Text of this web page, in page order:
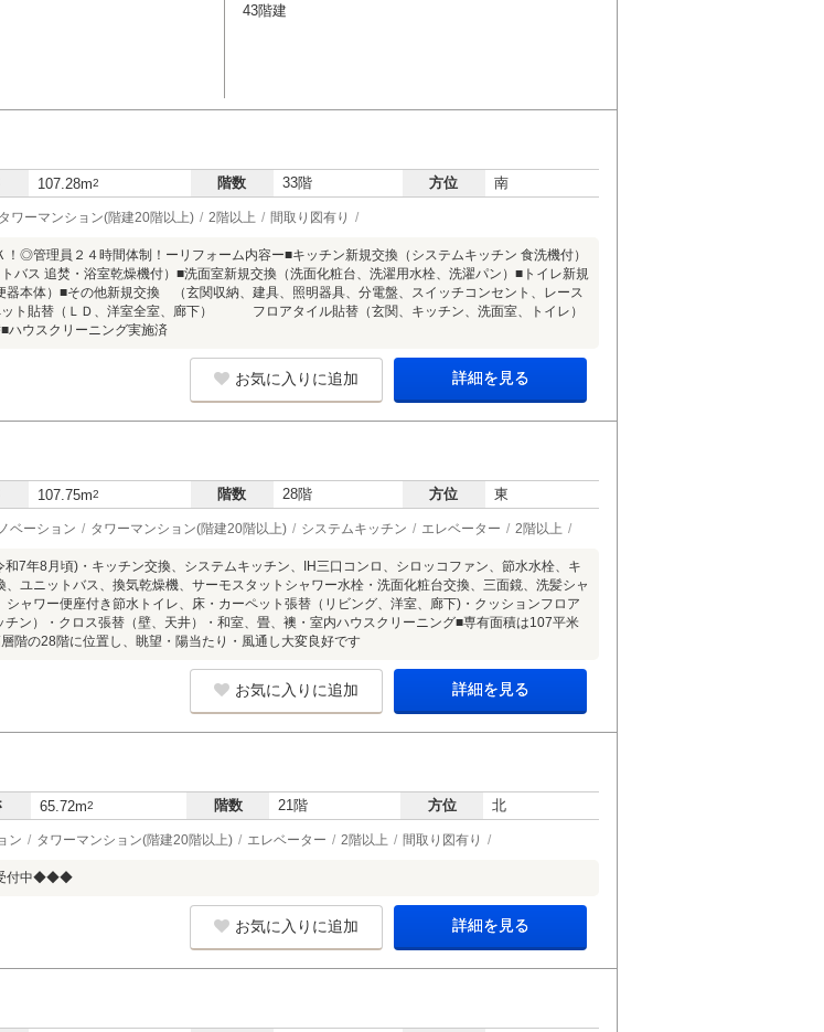
43階建
107.28m2 階数 33階 方位 南
タワーマンション(階建20階以上) 2階以上 間取り図有り
◎管理員２４時間体制！ーリフォーム内容ー■キッチン新規交換（システムキッチン 食洗機付）
バス 追焚・浴室乾燥機付）■洗面室新規交換（洗面化粧台、洗濯用水栓、洗濯パン）■トイレ新規
器本体）■その他新規交換 （玄関収納、建具、照明器具、分電盤、スイッチコンセント、レース
ット貼替（ＬＤ、洋室全室、廊下） フロアタイル貼替（玄関、キッチン、洗面室、トイレ）
ハウスクリーニング実施済
お気に入りに追加 詳細を見る
107.75m2 階数 28階 方位 東
ベーション タワーマンション(階建20階以上) システムキッチン エレベーター 2階以上
7年8月頃)・キッチン交換、システムキッチン、IH三口コンロ、シロッコファン、節水水栓、キ
、ユニットバス、換気乾燥機、サーモスタットシャワー水栓・洗面化粧台交換、三面鏡、洗髪シャ
シャワー便座付き節水トイレ、床・カーペット張替（リビング、洋室、廊下)・クッションフロア
チン）・クロス張替（壁、天井）・和室、畳、襖・室内ハウスクリーニング■専有面積は107平米
階の28階に位置し、眺望・陽当たり・風通し大変良好です
お気に入りに追加 詳細を見る
65.72m2 階数 21階 方位 北
ン タワーマンション(階建20階以上) エレベーター 2階以上 間取り図有り
付中◆◆◆
お気に入りに追加 詳細を見る